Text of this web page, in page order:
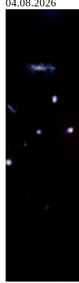
04.08.2026